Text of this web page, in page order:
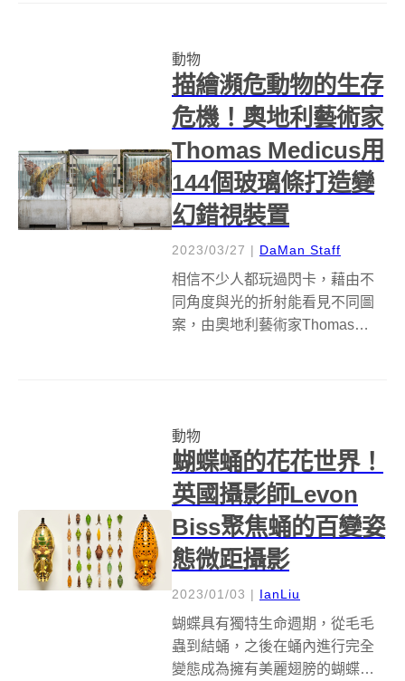
以手繪方式紀實在家鄉所見著的
一切，在一...
動物
描繪瀕危動物的生存
危機！奧地利藝術家
Thomas Medicus用
144個玻璃條打造變
幻錯視裝置
2023/03/27 | DaMan Staff
相信不少人都玩過閃卡，藉由不
同角度與光的折射能看見不同圖
案，由奧地利藝術家Thomas
且切割過的顏料...
動物
蝴蝶蛹的花花世界！
英國攝影師Levon
Biss聚焦蛹的百變姿
態微距攝影
2023/01/03 | IanLiu
蝴蝶具有獨特生命週期，從毛毛
蟲到結蛹，之後在蛹內進行完全
變態成為擁有美麗翅膀的蝴蝶，